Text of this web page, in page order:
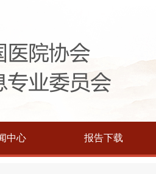
中心 报告下载